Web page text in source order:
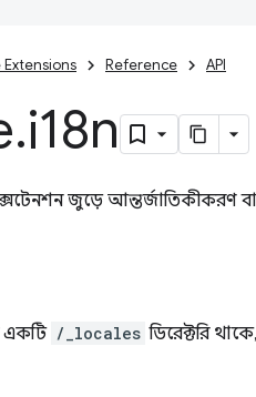
Reference API
.i18n
জুড়ে আন্তর্জাতিকীকরণ
একটি /_locales ডিরেক্টরি